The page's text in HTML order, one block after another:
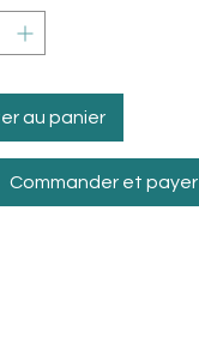
au panier
Commander et payer